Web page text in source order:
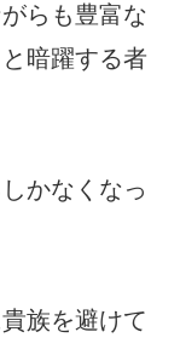
らも豊富な
暗躍する者
かなくなっ
族を避けて